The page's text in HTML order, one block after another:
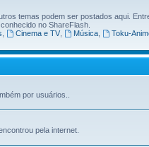
temas podem ser postados aqui.
no ShareFlash.
Cinema e TV, Música Toku-
por usuários..
pela internet.